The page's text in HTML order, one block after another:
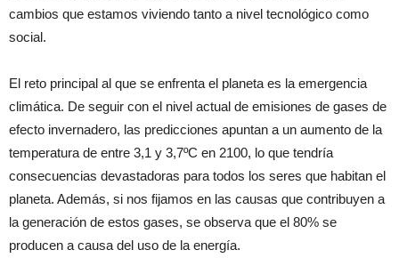
cambios que estamos viviendo tanto a nivel tecnológico como
social.
El reto principal al que se enfrenta el planeta es la emergencia
climática. De seguir con el nivel actual de emisiones de gases de
efecto invernadero, las predicciones apuntan a un aumento de la
temperatura de entre 3,1 y 3,7ºC en 2100, lo que tendría
consecuencias devastadoras para todos los seres que habitan el
planeta. Además, si nos fijamos en las causas que contribuyen a
la generación de estos gases, se observa que el 80% se
producen a causa del uso de la energía.